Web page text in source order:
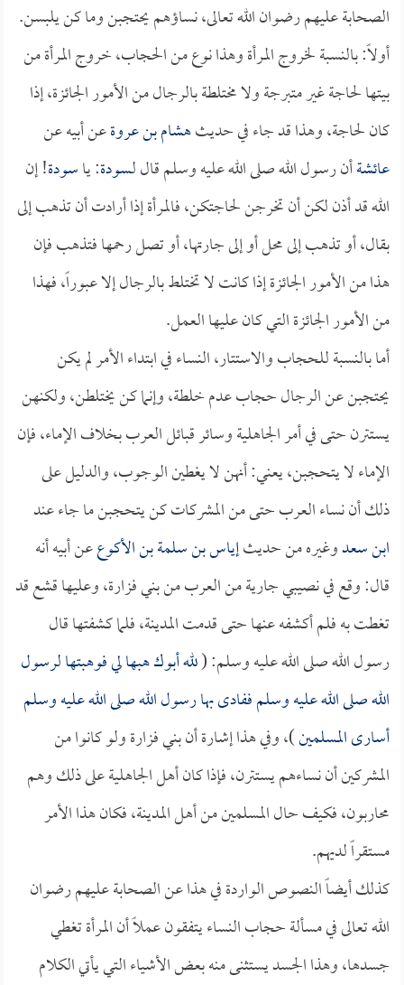
الصحابة عليهم رضوان الله تعالى، نساؤهم يحتجبن وما كن يلبسن.
أولاً: بالنسبة لخروج المرأة وهذا نوع من الحجاب، خروج المرأة من
بيتها لحاجة غير متبرجة ولا مختلطة بالرجال من الأمور الجائزة، إذا
كان لحاجة، وهذا قد جاء في حديثهشام بن عروةعن أبيه عن
عائشةأن رسول الله صلى الله عليه وسلم قال لـسودة: ياسودة! إن
الله قد أذن لكن أن تخرجن لحاجتكن، فالمرأة إذا أرادت أن تذهب إلى
بقال، أو تذهب إلى محل أو إلى جارتها، أو تصل رحمها فتذهب فإن
هذا من الأمور الجائزة إذا كانت لا تختلط بالرجال إلا عبوراً، فهذا
من الأمور الجائزة التي كان عليها العمل.
أما بالنسبة للحجاب والاستتار، النساء في ابتداء الأمر لم يكن
يحتجبن عن الرجال حجاب عدم خلطة، وإنما كن يختلطن، ولكنهن
يستترن حتى في أمر الجاهلية وسائر قبائل العرب بخلاف الإماء، فإن
الإماء لا يتحجبن، يعني: أنهن لا يغطين الوجوب، والدليل على
ذلك أن نساء العرب حتى من المشركات كن يتحجبن ما جاء عند
ابن سعدوغيره من حديثإياس بن سلمة بن الأكوععن أبيه أنه
قال: وقع في نصيبي جارية من العرب من بني فزارة، وعليها قشع قد
تغطت به فلم أكشفه عنها حتى قدمت المدينة، فلما كشفتها قال
رسول الله صلى الله عليه وسلم: (لله أبوك هبها لي فوهبتها لرسول
الله صلى الله عليه وسلم ففادى بها رسول الله صلى الله عليه وسلم
أسارى المسلمين)، وفي هذا إشارة أن بني فزارة ولو كانوا من
المشركين أن نساءهم يستترن، فإذا كان أهل الجاهلية على ذلك وهم
محاربون، فكيف حال المسلمين من أهل المدينة، فكان هذا الأمر
مستقراً لديهم.
كذلك أيضاً النصوص الواردة في هذا عن الصحابة عليهم رضوان
الله تعالى في مسألة حجاب النساء يتفقون عملاً أن المرأة تغطي
جسدها، وهذا الجسد يستثنى منه بعض الأشياء التي يأتي الكلام